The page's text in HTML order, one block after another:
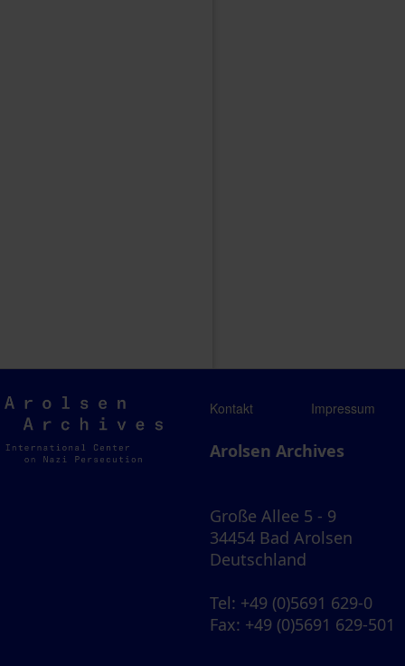
Arolsen
Archives
Kontakt Impressum
Arolsen Archives
Große Allee 5 - 9
34454 Bad Arolsen
Deutschland
Tel: +49 (0)5691 629-0
Fax: +49 (0)5691 629-501